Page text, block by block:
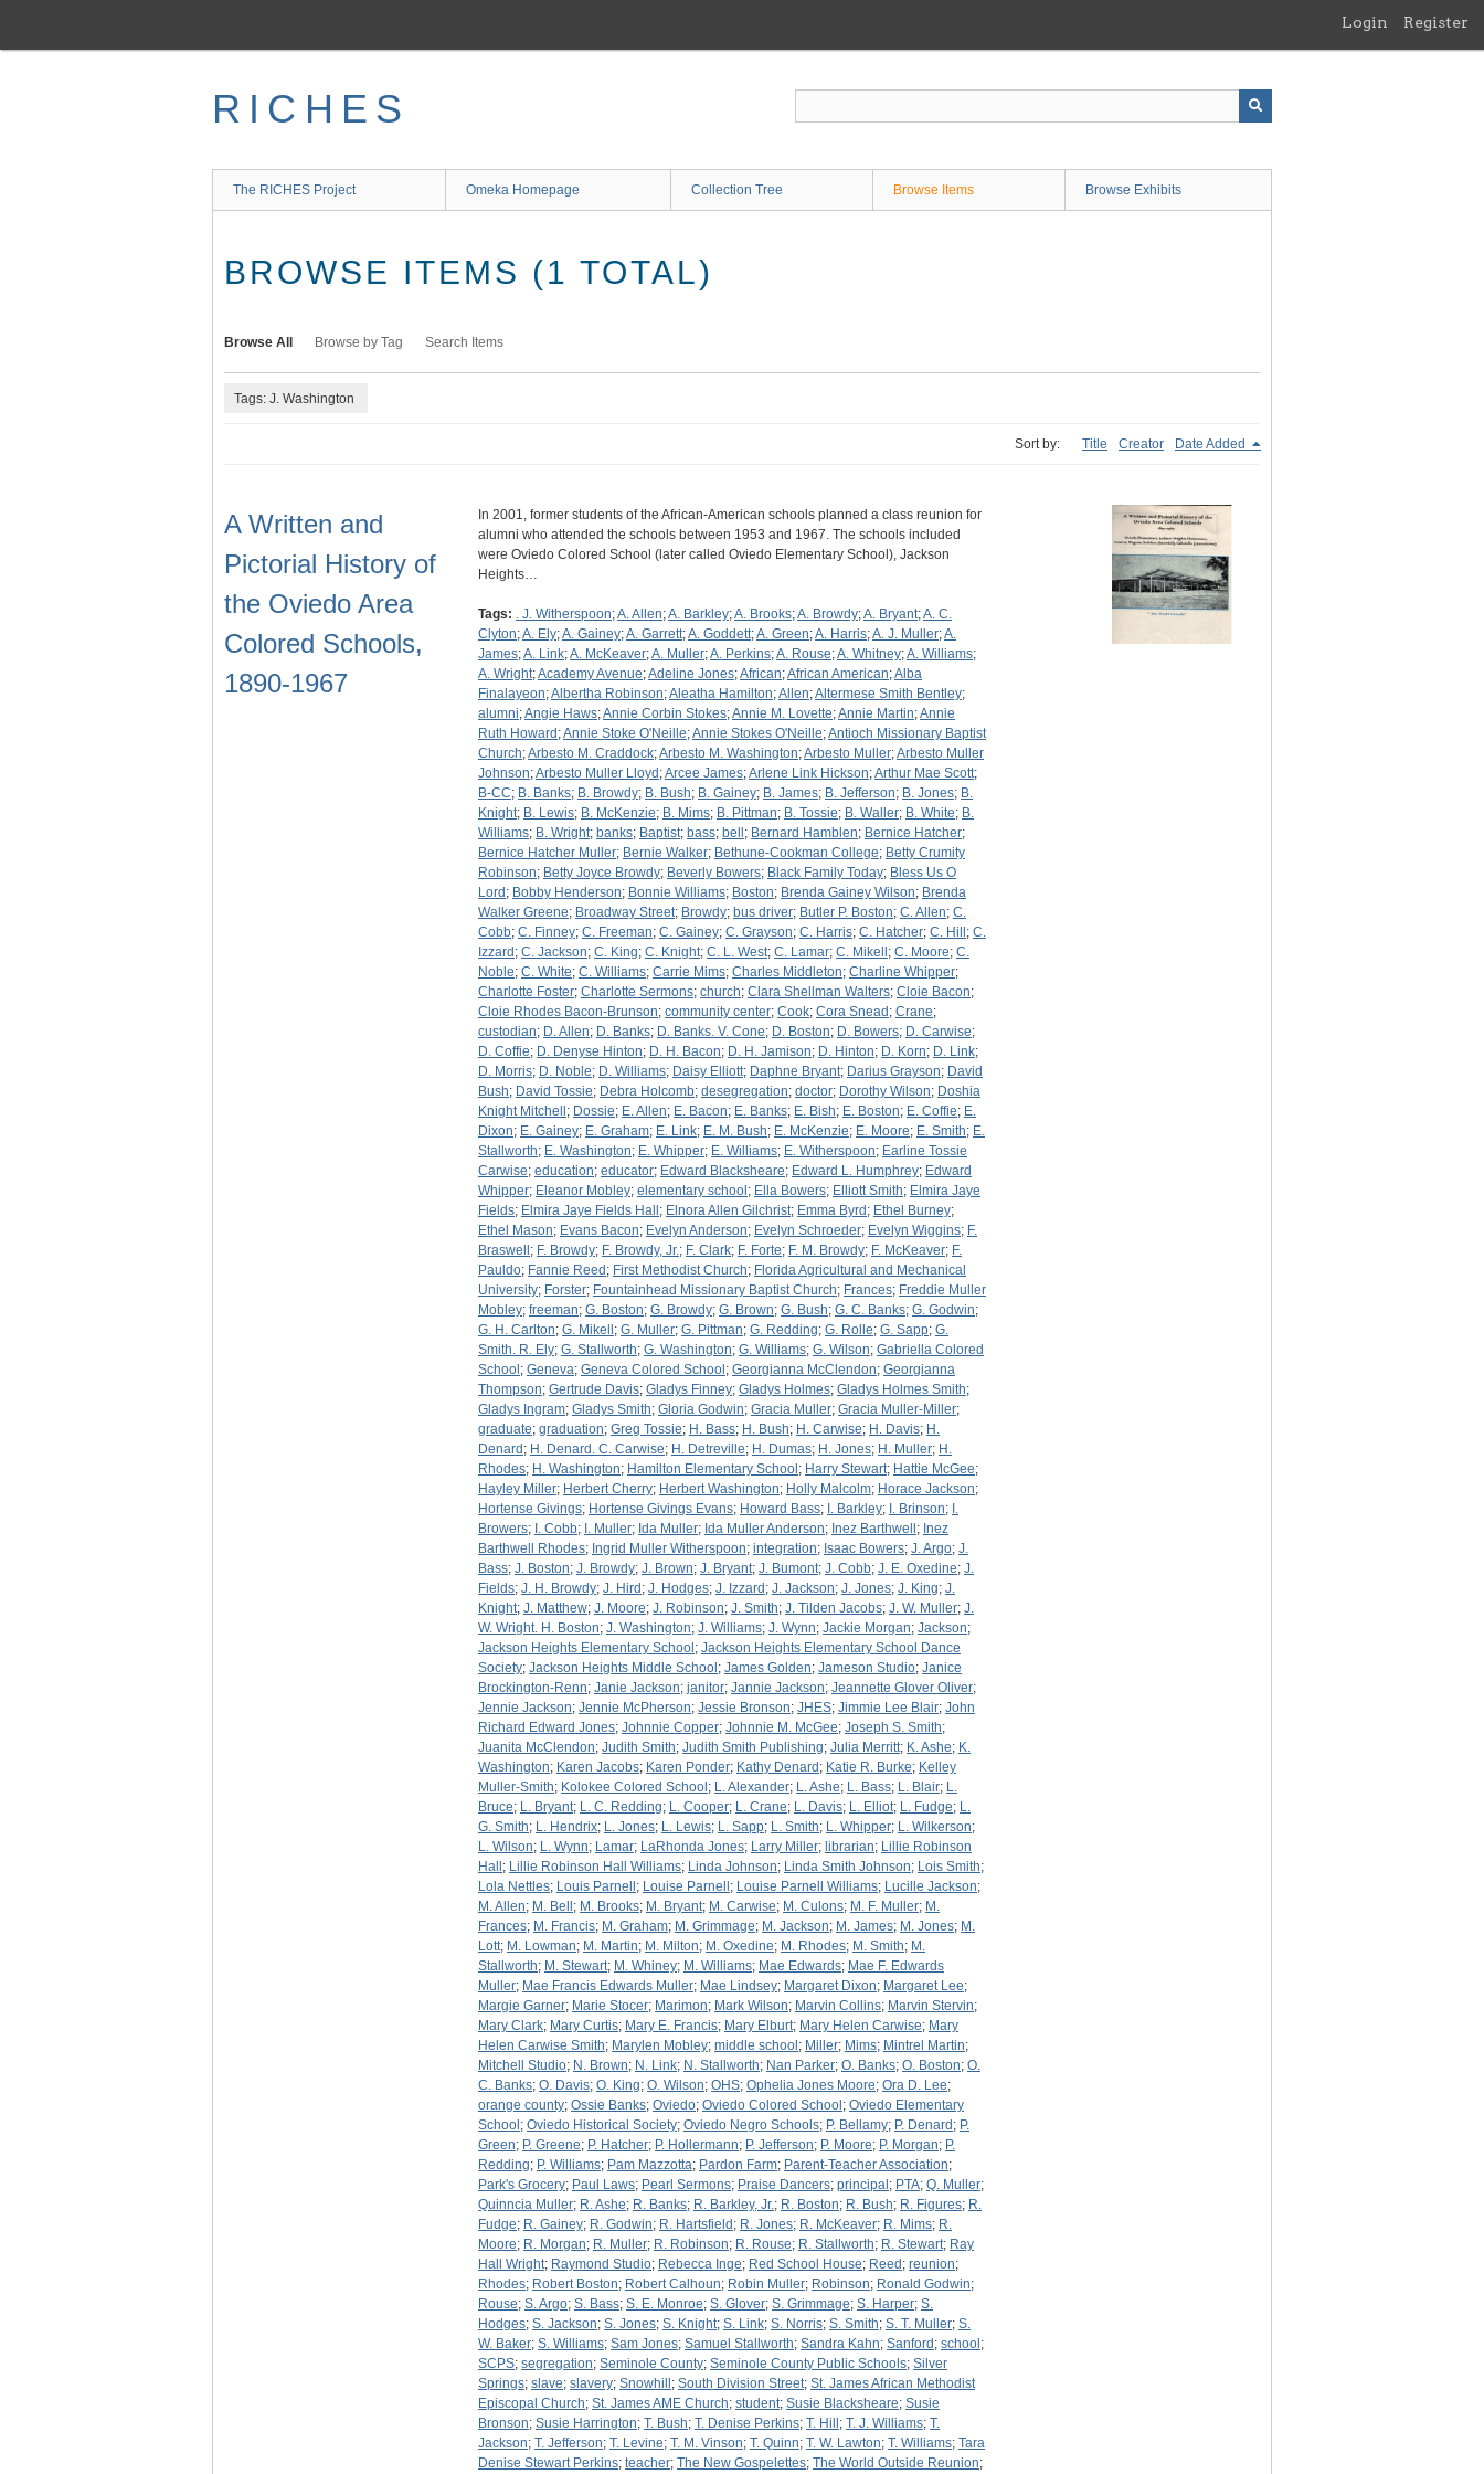
main
Login Register
RICHES
The RICHES Project Omeka Homepage Collection Tree Browse Items Browse Exhibits
BROWSE ITEMS (1 TOTAL)
Browse All Browse by Tag Search Items
Tags: J. Washington
Sort by: Title Creator Date Added
A Written and
Pictorial History of
the Oviedo Area
Colored Schools,
1890-1967
In 2001, former students of the African-American schools planned a class reunion for
alumni who attended the schools between 1953 and 1967. The schools included
were Oviedo Colored School (later called Oviedo Elementary School), Jackson
Heights…
Tags: . J. Witherspoon;A. Allen;A. Barkley;A. Brooks;A. Browdy;A. Bryant;A. C.
Clyton;A. Ely;A. Gainey;A. Garrett;A. Goddett;A. Green;A. Harris;A. J. Muller;A.
James;A. Link;A. McKeaver;A. Muller;A. Perkins;A. Rouse;A. Whitney;A. Williams;
A. Wright;Academy Avenue;Adeline Jones;African;African American;Alba
Finalayeon;Albertha Robinson;Aleatha Hamilton;Allen;Altermese Smith Bentley;
alumni;Angie Haws;Annie Corbin Stokes;Annie M. Lovette;Annie Martin;Annie
Ruth Howard ;Annie Stoke O'Neille;Annie Stokes O'Neille;Antioch Missionary Baptist
Church;Arbesto M. Craddock;Arbesto M. Washington;Arbesto Muller;Arbesto Muller
Johnson;Arbesto Muller Lloyd ;Arcee James;Arlene Link Hickson;Arthur Mae Scott;
B-CC; B. Banks; B. Browdy; B. Bush; B. Gainey; B. James; B. Jefferson; B. Jones; B.
Knight; B. Lewis; B. McKenzie; B. Mims; B. Pittman; B. Tossie; B. Waller; B. White; B.
Williams; B. Wright; banks; Baptist; bass; bell ; Bernard Hamblen; Bernice Hatcher;
Bernice Hatcher Muller; Bernie Walker; Bethune-Cookman College; Betty Crumity
Robinson; Betty Joyce Browdy; Beverly Bowers; Black Family Today; Bless Us O
Lord ; Bobby Henderson; Bonnie Williams; Boston; Brenda Gainey Wilson; Brenda
Walker Greene; Broadway Street; Browdy; bus driver; Butler P. Boston; C. Allen; C.
Cobb; C. Finney; C. Freeman; C. Gainey; C. Grayson; C. Harris; C. Hatcher; C. Hill ; C.
Izzard ; C. Jackson; C. King; C. Knight; C. L. West; C. Lamar; C. Mikell ; C. Moore; C.
Noble; C. White; C. Williams; Carrie Mims; Charles Middleton; Charline Whipper;
Charlotte Foster; Charlotte Sermons; church; Clara Shellman Walters; Cloie Bacon;
Cloie Rhodes Bacon-Brunson; community center; Cook; Cora Snead ; Crane;
custodian; D. Allen; D. Banks; D. Banks. V. Cone; D. Boston; D. Bowers; D. Carwise;
D. Coffie; D. Denyse Hinton; D. H. Bacon; D. H. Jamison; D. Hinton; D. Korn; D. Link;
D. Morris; D. Noble; D. Williams; Daisy Elliott; Daphne Bryant; Darius Grayson; David
Bush; David Tossie; Debra Holcomb; desegregation; doctor; Dorothy Wilson; Doshia
Knight Mitchell ; Dossie; E. Allen; E. Bacon; E. Banks; E. Bish; E. Boston; E. Coffie; E.
Dixon; E. Gainey; E. Graham; E. Link; E. M. Bush; E. McKenzie; E. Moore; E. Smith; E.
Stallworth; E. Washington; E. Whipper; E. Williams; E. Witherspoon; Earline Tossie
Carwise; education; educator; Edward Blacksheare; Edward L. Humphrey; Edward
Whipper; Eleanor Mobley; elementary school ; Ella Bowers; Elliott Smith; Elmira Jaye
Fields; Elmira Jaye Fields Hall ; Elnora Allen Gilchrist; Emma Byrd ; Ethel Burney;
Ethel Mason; Evans Bacon; Evelyn Anderson; Evelyn Schroeder; Evelyn Wiggins; F.
Braswell ; F. Browdy; F. Browdy, Jr.; F. Clark; F. Forte; F. M. Browdy; F. McKeaver; F.
Pauldo; Fannie Reed ; First Methodist Church; Florida Agricultural and Mechanical
University; Forster; Fountainhead Missionary Baptist Church; Frances; Freddie Muller
Mobley; freeman; G. Boston; G. Browdy; G. Brown; G. Bush; G. C. Banks; G. Godwin;
G. H. Carlton; G. Mikell ; G. Muller; G. Pittman; G. Redding; G. Rolle; G. Sapp; G.
Smith. R. Ely; G. Stallworth; G. Washington; G. Williams; G. Wilson; Gabriella Colored
School ; Geneva; Geneva Colored School ; Georgianna McClendon; Georgianna
Thompson; Gertrude Davis; Gladys Finney; Gladys Holmes; Gladys Holmes Smith;
Gladys Ingram; Gladys Smith; Gloria Godwin; Gracia Muller; Gracia Muller-Miller;
graduate; graduation; Greg Tossie; H. Bass; H. Bush; H. Carwise; H. Davis; H.
Denard ; H. Denard. C. Carwise; H. Detreville; H. Dumas; H. Jones; H. Muller; H.
Rhodes; H. Washington; Hamilton Elementary School ; Harry Stewart; Hattie McGee;
Hayley Miller; Herbert Cherry; Herbert Washington; Holly Malcolm; Horace Jackson;
Hortense Givings; Hortense Givings Evans; Howard Bass; I. Barkley; I. Brinson; I.
Browers; I. Cobb; I. Muller; Ida Muller; Ida Muller Anderson; Inez Barthwell ; Inez
Barthwell Rhodes; Ingrid Muller Witherspoon; integration; Isaac Bowers; J. Argo; J.
Bass; J. Boston; J. Browdy; J. Brown; J. Bryant; J. Bumont; J. Cobb; J. E. Oxedine; J.
Fields; J. H. Browdy; J. Hird ; J. Hodges; J. Izzard ; J. Jackson; J. Jones; J. King; J.
Knight; J. Matthew; J. Moore; J. Robinson; J. Smith; J. Tilden Jacobs; J. W. Muller; J.
W. Wright. H. Boston; J. Washington; J. Williams; J. Wynn; Jackie Morgan; Jackson;
Jackson Heights Elementary School ; Jackson Heights Elementary School Dance
Society; Jackson Heights Middle School ; James Golden; Jameson Studio; Janice
Brockington-Renn; Janie Jackson; janitor; Jannie Jackson; Jeannette Glover Oliver;
Jennie Jackson; Jennie McPherson; Jessie Bronson; JHES; Jimmie Lee Blair; John
Richard Edward Jones; Johnnie Copper; Johnnie M. McGee; Joseph S. Smith;
Juanita McClendon; Judith Smith; Judith Smith Publishing; Julia Merritt; K. Ashe; K.
Washington; Karen Jacobs; Karen Ponder; Kathy Denard ; Katie R. Burke; Kelley
Muller-Smith; Kolokee Colored School ; L. Alexander; L. Ashe; L. Bass; L. Blair; L.
Bruce; L. Bryant; L. C. Redding; L. Cooper; L. Crane; L. Davis; L. Elliot; L. Fudge; L.
G. Smith; L. Hendrix; L. Jones; L. Lewis; L. Sapp; L. Smith; L. Whipper; L. Wilkerson;
L. Wilson; L. Wynn; Lamar; LaRhonda Jones; Larry Miller; librarian; Lillie Robinson
Hall ; Lillie Robinson Hall Williams; Linda Johnson; Linda Smith Johnson; Lois Smith;
Lola Nettles; Louis Parnell ; Louise Parnell ; Louise Parnell Williams; Lucille Jackson;
M. Allen; M. Bell ; M. Brooks; M. Bryant; M. Carwise; M. Culons; M. F. Muller; M.
Frances; M. Francis; M. Graham; M. Grimmage; M. Jackson; M. James; M. Jones; M.
Lott; M. Lowman; M. Martin; M. Milton; M. Oxedine; M. Rhodes; M. Smith; M.
Stallworth; M. Stewart; M. Whiney; M. Williams; Mae Edwards; Mae F. Edwards
Muller; Mae Francis Edwards Muller; Mae Lindsey; Margaret Dixon; Margaret Lee;
Margie Garner; Marie Stocer; Marimon; Mark Wilson; Marvin Collins; Marvin Stervin;
Mary Clark; Mary Curtis; Mary E. Francis; Mary Elburt; Mary Helen Carwise; Mary
Helen Carwise Smith; Marylen Mobley; middle school ; Miller; Mims; Mintrel Martin;
Mitchell Studio; N. Brown; N. Link; N. Stallworth; Nan Parker; O. Banks; O. Boston; O.
C. Banks; O. Davis; O. King; O. Wilson; OHS; Ophelia Jones Moore; Ora D. Lee;
orange county; Ossie Banks; Oviedo; Oviedo Colored School ; Oviedo Elementary
School ; Oviedo Historical Society; Oviedo Negro Schools; P. Bellamy; P. Denard ; P.
Green; P. Greene; P. Hatcher; P. Hollermann; P. Jefferson; P. Moore; P. Morgan; P.
Redding; P. Williams; Pam Mazzotta; Pardon Farm; Parent-Teacher Association;
Park's Grocery; Paul Laws; Pearl Sermons; Praise Dancers; principal ; PTA; Q. Muller;
Quinncia Muller; R. Ashe; R. Banks; R. Barkley, Jr.; R. Boston; R. Bush; R. Figures; R.
Fudge; R. Gainey; R. Godwin; R. Hartsfield ; R. Jones; R. McKeaver; R. Mims; R.
Moore; R. Morgan; R. Muller; R. Robinson; R. Rouse; R. Stallworth; R. Stewart; Ray
Hall Wright; Raymond Studio; Rebecca Inge; Red School House; Reed ; reunion;
Rhodes; Robert Boston; Robert Calhoun; Robin Muller; Robinson; Ronald Godwin;
Rouse; S. Argo; S. Bass; S. E. Monroe; S. Glover; S. Grimmage; S. Harper; S.
Hodges; S. Jackson; S. Jones; S. Knight; S. Link; S. Norris; S. Smith; S. T. Muller; S.
W. Baker; S. Williams; Sam Jones; Samuel Stallworth; Sandra Kahn; Sanford ; school ;
SCPS; segregation; Seminole County; Seminole County Public Schools; Silver
Springs; slave; slavery; Snowhill ; South Division Street; St. James African Methodist
Episcopal Church; St. James AME Church; student; Susie Blacksheare; Susie
Bronson; Susie Harrington; T. Bush; T. Denise Perkins; T. Hill ; T. J. Williams; T.
Jackson; T. Jefferson; T. Levine; T. M. Vinson; T. Quinn; T. W. Lawton; T. Williams; Tara
Denise Stewart Perkins; teacher; The New Gospelettes; The World Outside Reunion;